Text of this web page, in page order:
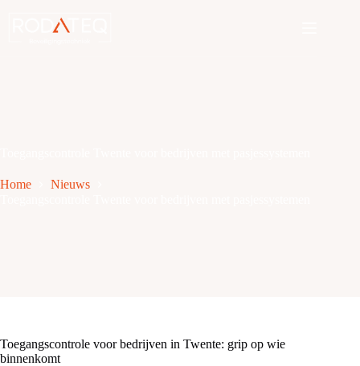
Home
Nieuws
Toegangscontrole voor bedrijven in Twente: grip op wie
binnenkomt